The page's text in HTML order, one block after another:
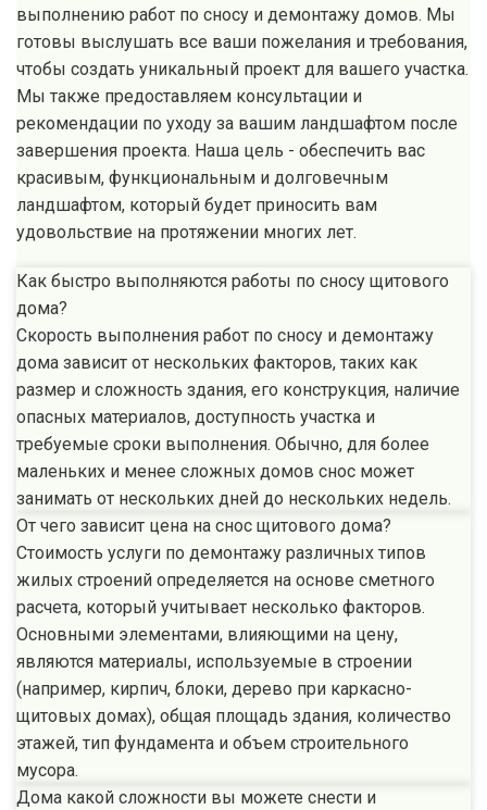
выполнению работ по сносу и демонтажу домов. Мы
готовы выслушать все ваши пожелания и требования,
чтобы создать уникальный проект для вашего участка.
Мы также предоставляем консультации и
рекомендации по уходу за вашим ландшафтом после
завершения проекта. Наша цель - обеспечить вас
красивым, функциональным и долговечным
ландшафтом, который будет приносить вам
удовольствие на протяжении многих лет.
Как быстро выполняются работы по сносу щитового
дома?
Скорость выполнения работ по сносу и демонтажу
дома зависит от нескольких факторов, таких как
размер и сложность здания, его конструкция, наличие
опасных материалов, доступность участка и
требуемые сроки выполнения. Обычно, для более
маленьких и менее сложных домов снос может
занимать от нескольких дней до нескольких недель.
От чего зависит цена на снос щитового дома?
Стоимость услуги по демонтажу различных типов
жилых строений определяется на основе сметного
расчета, который учитывает несколько факторов.
Основными элементами, влияющими на цену,
являются материалы, используемые в строении
(например, кирпич, блоки, дерево при каркасно-
щитовых домах), общая площадь здания, количество
этажей, тип фундамента и объем строительного
мусора.
Дома какой сложности вы можете снести и